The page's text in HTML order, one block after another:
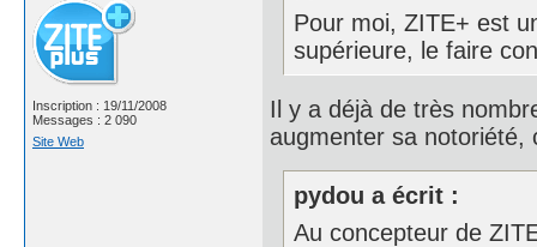
Inscription : 19/11/2008
Messages : 2 090
Site Web
Pour moi, ZITE+ est
supérieure, le faire
Il y a déjà de très
augmenter sa
pydou a écrit :
Au concepteur de